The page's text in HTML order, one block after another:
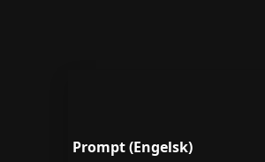
Prompt(Engelsk)